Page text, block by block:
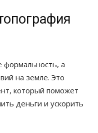
а
на земле. Это
который поможет
деньги и ускорить